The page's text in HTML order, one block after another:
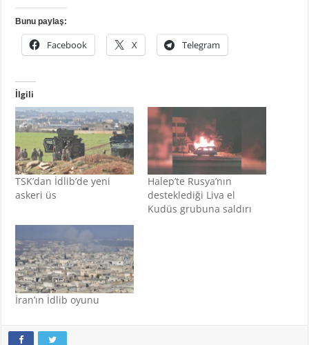
Bunu paylaş:
Facebook X Telegram
İlgili
TSK’dan İdlib’de yeni
askeri üs
Halep’te Rusya’nın
desteklediği Liva el
Kudüs grubuna saldırı
İran’ın İdlib oyunu